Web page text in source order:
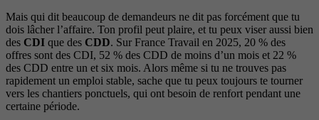
Mais qui dit beaucoup de demandeurs ne dit pas forcément que tu
dois lâcher l’affaire. Ton profil peut plaire, et tu peux viser aussi bien
des CDI que des CDD. Sur France Travail en 2025, 20 % des
offres sont des CDI, 52 % des CDD de moins d’un mois et 22 %
des CDD entre un et six mois. Alors même si tu ne trouves pas
rapidement un emploi stable, sache que tu peux toujours te tourner
vers les chantiers ponctuels, qui ont besoin de renfort pendant une
certaine période.